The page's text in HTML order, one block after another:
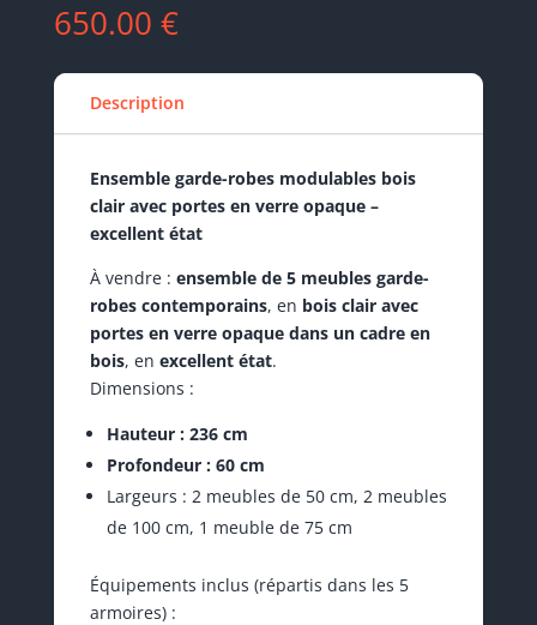
650.00 €
Description
Ensemble garde-robes modulables bois
clair avec portes en verre opaque –
excellent état
À vendre : ensemble de 5 meubles garde-
robes contemporains, en bois clair avec
portes en verre opaque dans un cadre en
bois, en excellent état.
Dimensions :
Hauteur : 236 cm
Profondeur : 60 cm
Largeurs : 2 meubles de 50 cm, 2 meubles
de 100 cm, 1 meuble de 75 cm
Équipements inclus (répartis dans les 5
armoires) :